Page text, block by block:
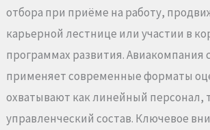
отбора при приёме на работу,
карьерной лестнице или участии в
программах развития. Авиакомпания
применяет современные форматы
охватывают как линейный персонал,
управленческий состав. Ключевое